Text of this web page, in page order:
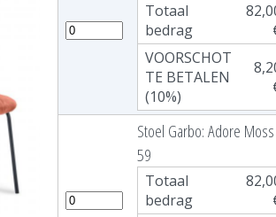
Totaal
bedrag
VOORSCHOT
TE BETALEN
(10%)
Stoel Garbo: Adore Moss
59
Totaal
bedrag